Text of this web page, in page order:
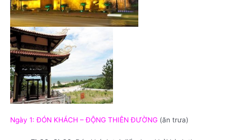
Ngày 1: ĐÓN KHÁCH – ĐỘNG THIÊN ĐƯỜNG (ăn trưa)